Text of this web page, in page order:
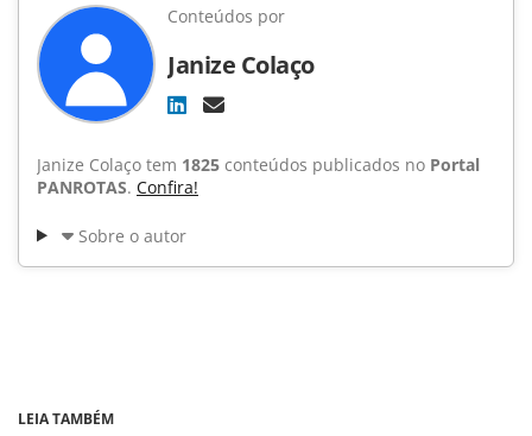
Conteúdos por
Janize Colaço
Janize Colaço tem 1825 conteúdos publicados no Portal
PANROTAS. Confira!
Sobre o autor
LEIA TAMBÉM